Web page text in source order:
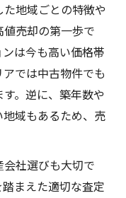
地域ごとの特徴や
売却の第一歩で
は今も高い価格帯
では中古物件でも
。逆に、築年数や
域もあるため、売
社選びも大切で
まえた適切な査定